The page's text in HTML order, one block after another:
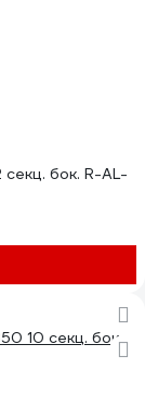
бок. R-AL-